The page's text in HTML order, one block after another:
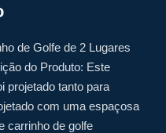
de Golfe de 2 Lugares
do Produto: Este
projetado tanto para
com uma espaçosa
carrinho de golfe